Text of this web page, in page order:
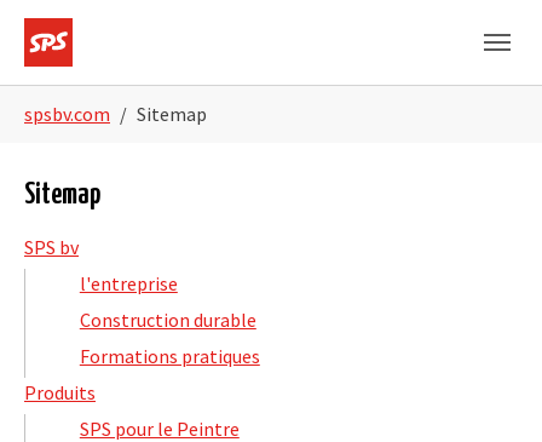
Skip to main navigation
Skip to main content
Skip to page footer
spsbv.com Sitemap
Sitemap
SPS bv
l'entreprise
Construction durable
Formations pratiques
Produits
SPS pour le Peintre